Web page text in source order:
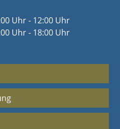
Uhr - 12:00 Uhr
Uhr - 18:00 Uhr